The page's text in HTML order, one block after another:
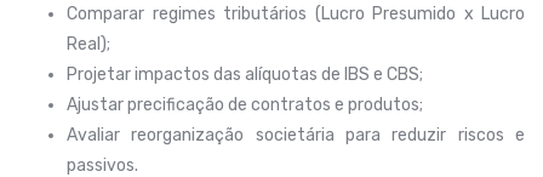
Comparar regimes tributários (Lucro Presumido x Lucro
Real);
Projetar impactos das alíquotas de IBS e CBS;
Ajustar precificação de contratos e produtos;
Avaliar reorganização societária para reduzir riscos e
passivos.